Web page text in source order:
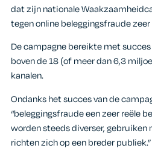
dat zijn nationale
tegen online beleggingsfraude
De campagne bereikte met
boven de 18 (of meer dan 6,3
kanalen.
Ondanks het succes van de
“beleggingsfraude een zeer reële
worden steeds diverser, gebruiken
richten zich op een breder publiek.”